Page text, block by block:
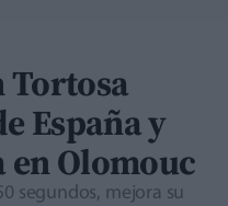
Tortosa
España y
Olomouc
segundos, mejora su